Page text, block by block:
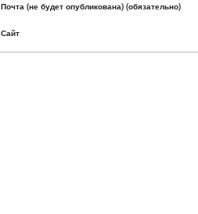
Почта (не будет опубликована) (обязательно)
Сайт